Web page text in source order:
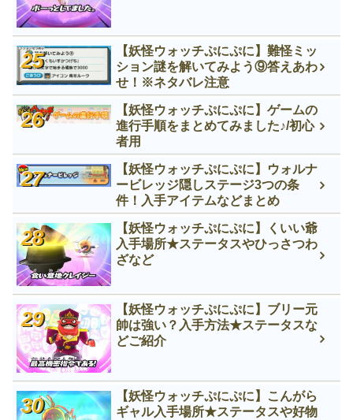
【妖怪ウォッチぷにぷに】難怪ミッ
ション謎を解いてみよう⑨答えあわ
せ！※ネタバレ注意
【妖怪ウォッチぷにぷに】ゲームの
進行手順をまとめてみました♪/初心
者用
【妖怪ウォッチぷにぷに】ウォルナ
ービレッジ隠しステージ3つの条
件！入手アイテムなどまとめ
【妖怪ウォッチぷにぷに】くいい爺
入手場所★ステータスやひっさつわ
ざなど
【妖怪ウォッチぷにぷに】ブリー元
帥は強い？入手方法★ステータスな
どご紹介
【妖怪ウォッチぷにぷに】こんがら
ギャル入手場所★ステータスや好物